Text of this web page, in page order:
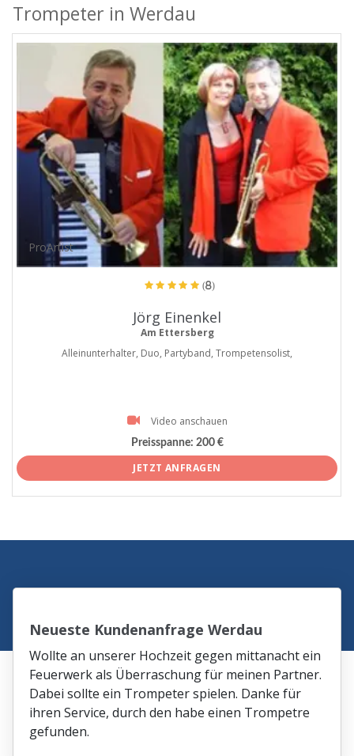
Trompeter in Werdau
ProArtist
(8)
Jörg Einenkel
Am Ettersberg
Alleinunterhalter, Duo, Partyband, Trompetensolist,
Video anschauen
Preisspanne: 200 €
JETZT ANFRAGEN
Neueste Kundenanfrage Werdau
Wollte an unserer Hochzeit gegen mittanacht ein
Feuerwerk als Überraschung für meinen Partner.
Dabei sollte ein Trompeter spielen. Danke für
ihren Service, durch den habe einen Trompetre
gefunden.